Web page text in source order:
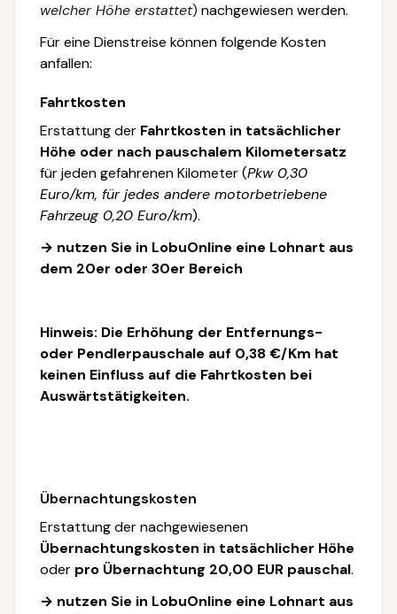
welcher Höhe erstattet) nachgewiesen werden.
Für eine Dienstreise können folgende Kosten
anfallen:
Fahrtkosten
Erstattung der Fahrtkosten in tatsächlicher
Höhe oder nach pauschalem Kilometersatz
für jeden gefahrenen Kilometer (Pkw 0,30
Euro/km, für jedes andere motorbetriebene
Fahrzeug 0,20 Euro/km).
→ nutzen Sie in LobuOnline eine Lohnart aus
dem 20er oder 30er Bereich
Hinweis: Die Erhöhung der Entfernungs-
oder Pendlerpauschale auf 0,38 €/Km hat
keinen Einfluss auf die Fahrtkosten bei
Auswärtstätigkeiten.
Übernachtungskosten
Erstattung der nachgewiesenen
Übernachtungskosten in tatsächlicher Höhe
oder pro Übernachtung 20,00 EUR pauschal.
→ nutzen Sie in LobuOnline eine Lohnart aus